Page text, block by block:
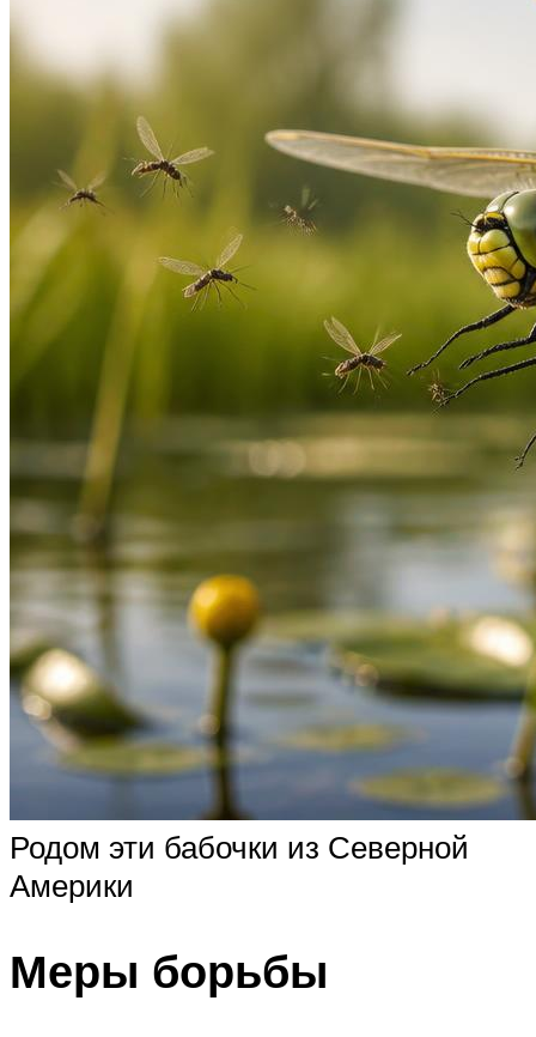
Родом эти бабочки из Северной
Америки
Меры борьбы